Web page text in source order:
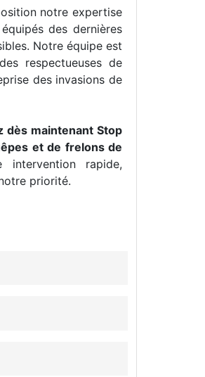
notre expertise
des dernières
Notre équipe est
respectueuses de
des invasions de
dès maintenant Stop
et de frelons de
rapide,
priorité.